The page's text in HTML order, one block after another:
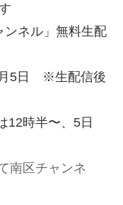
ンネル」無料生配
月5日 ※生配信後
時半〜、5日
南区チャンネ